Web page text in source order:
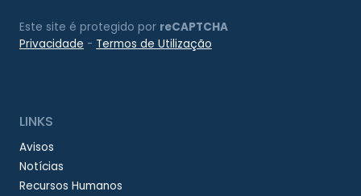
Este site é protegido por reCAPTCHA
Privacidade - Termos de Utilização
LINKS
Avisos
Notícias
Recursos Humanos